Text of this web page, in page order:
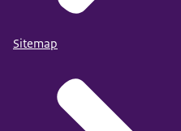
Sitemap